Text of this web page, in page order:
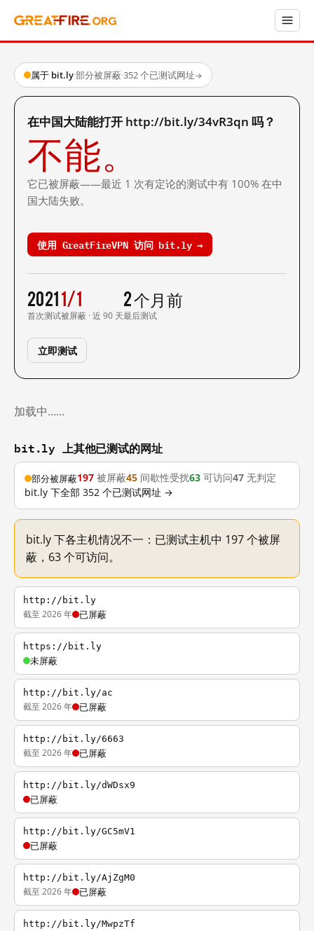
属于 bit.ly·部分被屏蔽·352 个已测试网址→
在中国大陆能打开 http://bit.ly/34vR3qn 吗？
不能。
它已被屏蔽——最近 1 次有定论的测试中有 100% 在中
国大陆失败。
使用 GreatFireVPN 访问 bit.ly →
2021
首次测试
1/1
被屏蔽 · 近 90 天
2 个月前
最后测试
立即测试
加载中……
bit.ly 上其他已测试的网址
部分被屏蔽197 被屏蔽45 间歇性受扰63 可访问47 无判定
bit.ly 下全部 352 个已测试网址 →
bit.ly 下各主机情况不一：已测试主机中 197 个被屏
蔽，63 个可访问。
http://bit.ly
截至 2026 年 已屏蔽
https://bit.ly
未屏蔽
http://bit.ly/ac
截至 2026 年 已屏蔽
http://bit.ly/6663
截至 2026 年 已屏蔽
http://bit.ly/dWDsx9
已屏蔽
http://bit.ly/GC5mV1
已屏蔽
http://bit.ly/AjZgM0
截至 2026 年 已屏蔽
http://bit.ly/MwpzTf